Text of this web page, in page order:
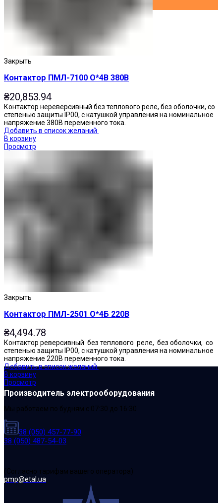
Закрыть
Контактор ПМЛ-7100 О*4В 380В
₴20,853.94
Контактор нереверсивный без теплового реле, без оболочки, со
степенью защиты IP00, с катушкой управления на номинальное
напряжение 380В переменного тока.
Добавить в список желаний
В корзину
Просмотр
Закрыть
Контактор ПМЛ-2501 О*4Б 220В
₴4,494.78
Контактор реверсивный без теплового реле, без оболочки, со
степенью защиты IP00, с катушкой управления на номинальное
напряжение 220В переменного тока.
Добавить в список желаний
В корзину
Просмотр
Производитель электрооборудования
Мы работаем по будням с 07:30 до 16:30
38 (050) 457-77-90
38 (050) 487-54-03
(Cогласно тарифам вашего оператора)
pmp@etal.ua